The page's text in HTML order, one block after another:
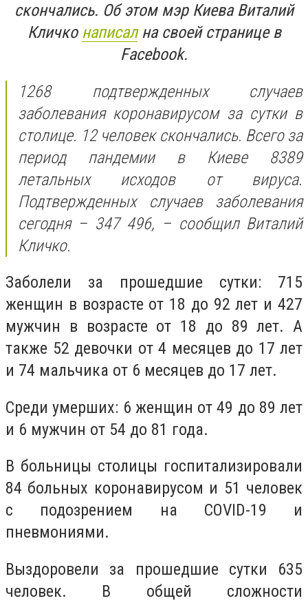
скончались. Об этом мэр Киева Виталий
Кличко написална своей странице в
Facebook.
1268 подтвержденных случаев
заболевания коронавирусом за сутки в
столице. 12 человек скончались. Всего за
период пандемии в Киеве 8389
летальных исходов от вируса.
Подтвержденных случаев заболевания
сегодня – 347 496, – сообщил Виталий
Кличко.
Заболели за прошедшие сутки: 715
женщин в возрасте от 18 до 92 лет и 427
мужчин в возрасте от 18 до 89 лет. А
также 52 девочки от 4 месяцев до 17 лет
и 74 мальчика от 6 месяцев до 17 лет.
Среди умерших: 6 женщин от 49 до 89 лет
и 6 мужчин от 54 до 81 года.
В больницы столицы госпитализировали
84 больных коронавирусом и 51 человек
с подозрением на COVID-19 и
пневмониями.
Выздоровели за прошедшие сутки 635
человек. В общей сложности